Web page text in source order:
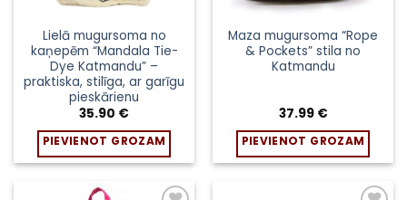
Lielā mugursoma no
kaņepēm “Mandala Tie-
Dye Katmandu” –
praktiska, stilīga, ar garīgu
pieskārienu
35.90 €
PIEVIENOT GROZAM
Maza mugursoma “Rope
& Pockets” stila no
Katmandu
37.99 €
PIEVIENOT GROZAM